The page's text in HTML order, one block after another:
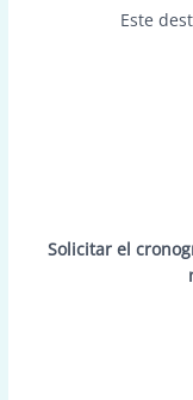
Este
Solicitar el